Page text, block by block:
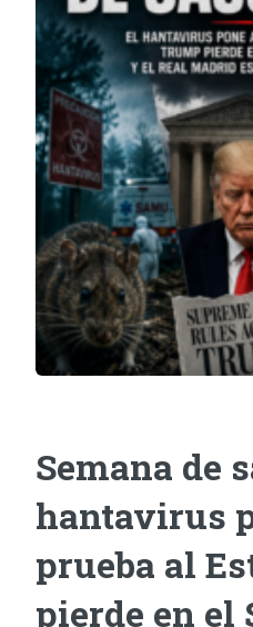
Semana de
hantavirus
prueba al
pierde en el